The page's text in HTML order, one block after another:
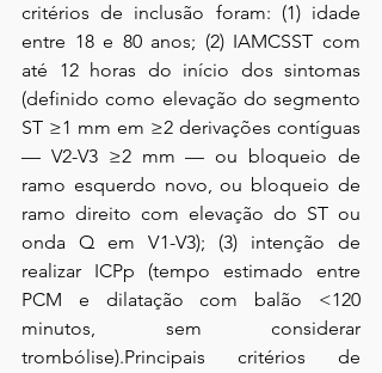
critérios de inclusão foram: (1) idade
entre 18 e 80 anos; (2) IAMCSST com
até 12 horas do início dos sintomas
(definido como elevação do segmento
ST ≥1 mm em ≥2 derivações contíguas
— V2-V3 ≥2 mm — ou bloqueio de
ramo esquerdo novo, ou bloqueio de
ramo direito com elevação do ST ou
onda Q em V1-V3); (3) intenção de
realizar ICPp (tempo estimado entre
PCM e dilatação com balão <120
minutos, sem considerar
trombólise).Principais critérios de